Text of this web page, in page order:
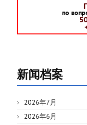
по
新闻档案
2026年7月
2026年6月